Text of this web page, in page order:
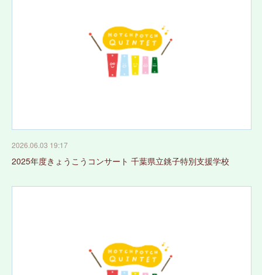
2026.06.03 19:17
2025年度きょうこうコンサート 千葉県立銚子特別支援学校